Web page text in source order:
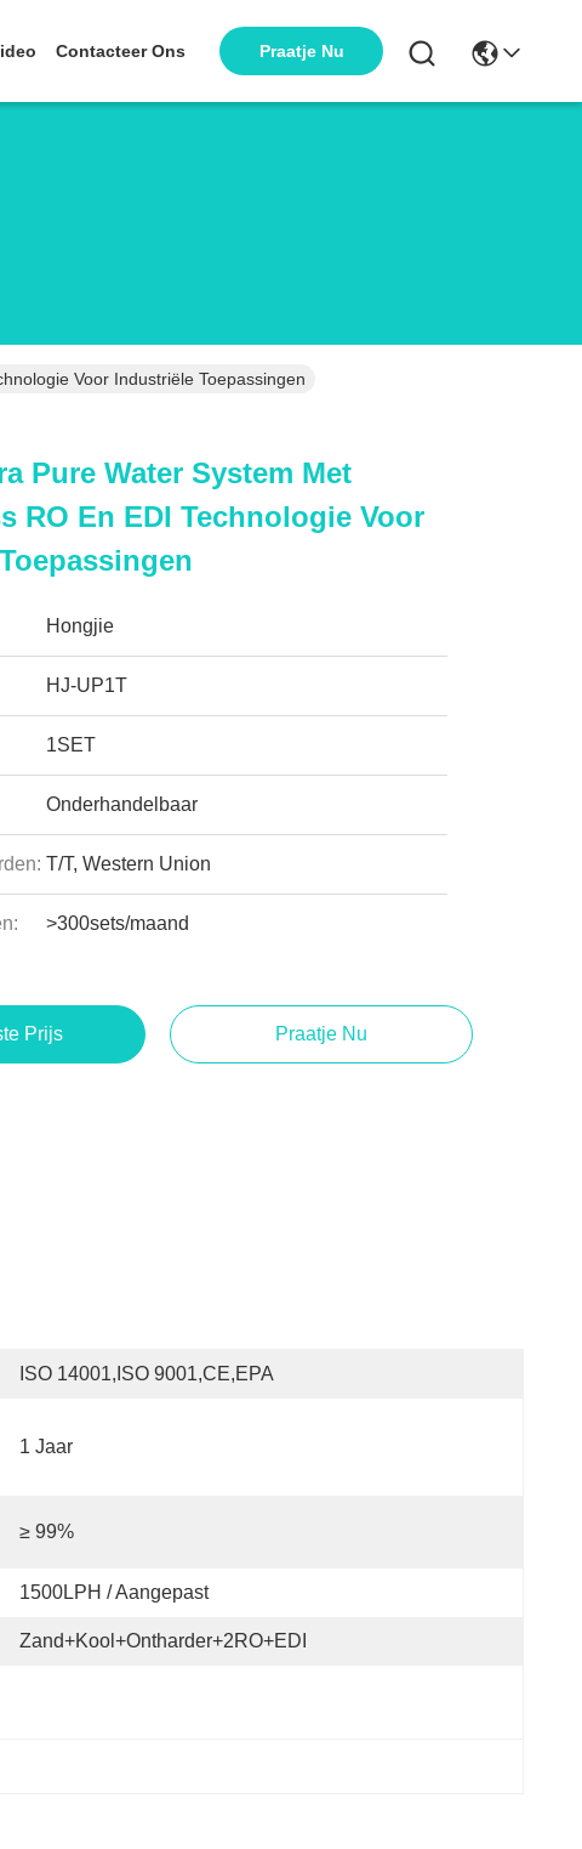
Contacteer Ons Praatje Nu
Voor Industriële Toepassingen
Pure Water System Met
RO En EDI Technologie Voor
Hongjie
HJ-UP1T
1SET
Onderhandelbaar
T/T, Western Union
>300sets/maand
Prijs Praatje Nu
ISO 14001,ISO 9001,CE,EPA
1 Jaar
≥ 99%
1500LPH / Aangepast
Zand+kool+ontharder+2RO+EDI